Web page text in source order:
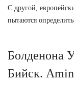
С другой,
пытаются
Болденона
Бийск.